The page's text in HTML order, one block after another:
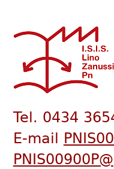
Tel. 0434
E-mail